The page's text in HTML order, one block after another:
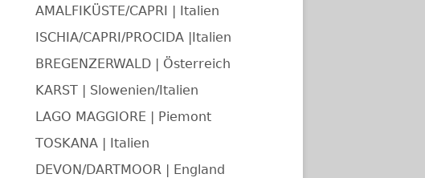
AMALFIKÜSTE/CAPRI | Italien
ISCHIA/CAPRI/PROCIDA |Italien
BREGENZERWALD | Österreich
KARST | Slowenien/Italien
LAGO MAGGIORE | Piemont
TOSKANA | Italien
DEVON/DARTMOOR | England